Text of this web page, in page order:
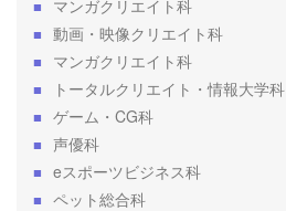
■ マンガクリエイト科
■ 動画・映像クリエイト科
■ マンガクリエイト科
■ トータルクリエイト・情報大学科
■ ゲーム・CG科
■ 声優科
■ eスポーツビジネス科
■ ペット総合科